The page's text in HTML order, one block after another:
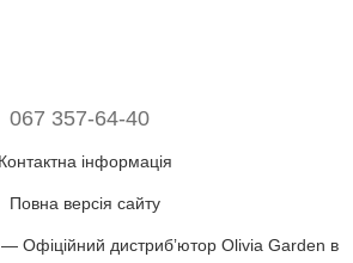
067 357-64-40
Контактна інформація
Повна версія сайту
Офіційний дистрибʼютор Olivia Garden в